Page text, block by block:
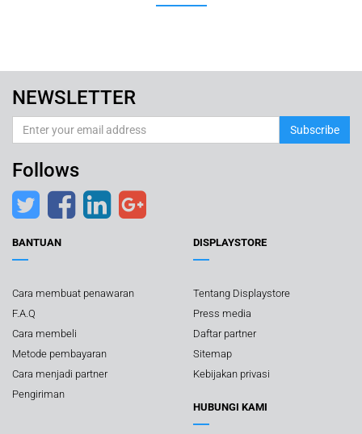
NEWSLETTER
Subscribe
Follows
BANTUAN
Cara membuat penawaran
F.A.Q
Cara membeli
Metode pembayaran
Cara menjadi partner
Pengiriman
DISPLAYSTORE
Tentang Displaystore
Press media
Daftar partner
Sitemap
Kebijakan privasi
HUBUNGI KAMI